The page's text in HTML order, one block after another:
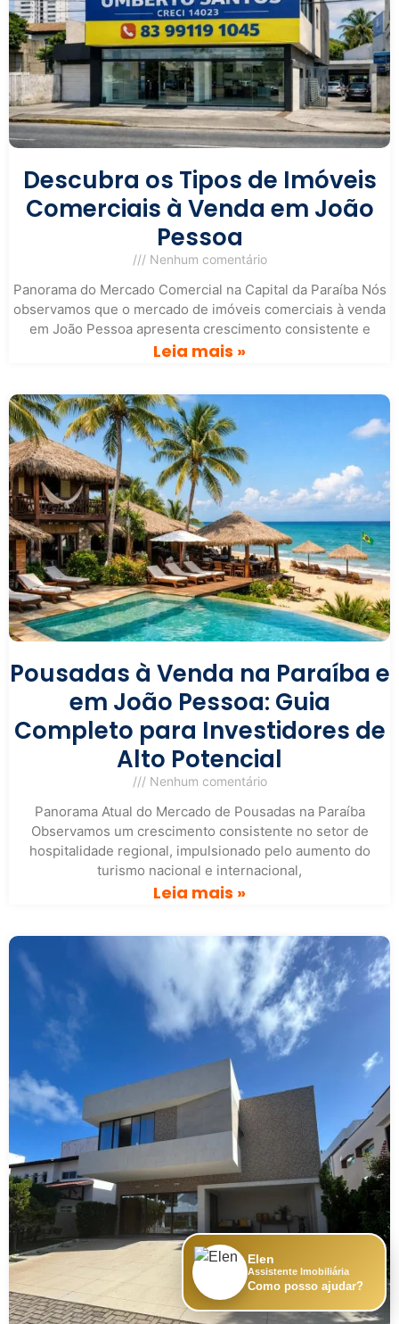
Descubra os Tipos de Imóveis
Comerciais à Venda em João
Pessoa
Nenhum comentário
Panorama do Mercado Comercial na Capital da Paraíba Nós
observamos que o mercado de imóveis comerciais à venda
em João Pessoa apresenta crescimento consistente e
Leia mais »
Pousadas à Venda na Paraíba e
em João Pessoa: Guia
Completo para Investidores de
Alto Potencial
Nenhum comentário
Panorama Atual do Mercado de Pousadas na Paraíba
Observamos um crescimento consistente no setor de
hospitalidade regional, impulsionado pelo aumento do
turismo nacional e internacional,
Leia mais »
Elen
Assistente Imobiliária
Como posso ajudar?